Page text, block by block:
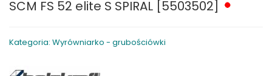
SCM FS 52 elite S SPIRAL [5503502]
Kategoria: Wyrówniarko - grubościówki